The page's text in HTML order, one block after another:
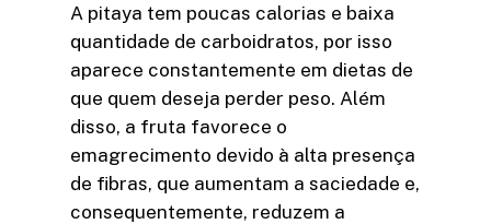
A pitaya tem poucas calorias e baixa
quantidade de carboidratos, por isso
aparece constantemente em dietas de
que quem deseja perder peso. Além
disso, a fruta favorece o
emagrecimento devido à alta presença
de fibras, que aumentam a saciedade e,
consequentemente, reduzem a